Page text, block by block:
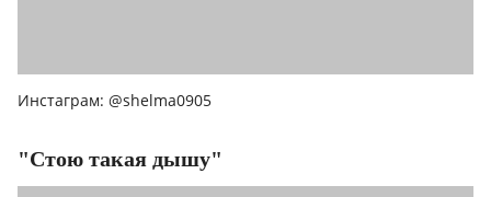
Инстаграм: @shelma0905
"Стою такая дышу"